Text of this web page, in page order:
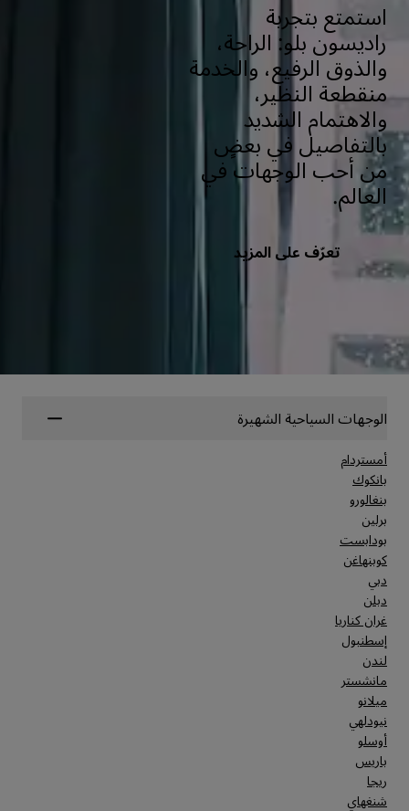
استمتع بتجربة
راديسون بلو: الراحة،
والذوق الرفيع، والخدمة
منقطعة النظير،
والاهتمام الشديد
بالتفاصيل في بعضٍ
من أحب الوجهات في
العالم.
تعرّف على المزيد
الوجهات السياحية الشهيرة
أمستردام
بانكوك
بنغالورو
برلين
بودابست
كوبنهاغن
دبي
دبلن
غران كناريا
إسطنبول
لندن
مانشستر
ميلانو
نيودلهي
أوسلو
باريس
ريجا
شنغهاي